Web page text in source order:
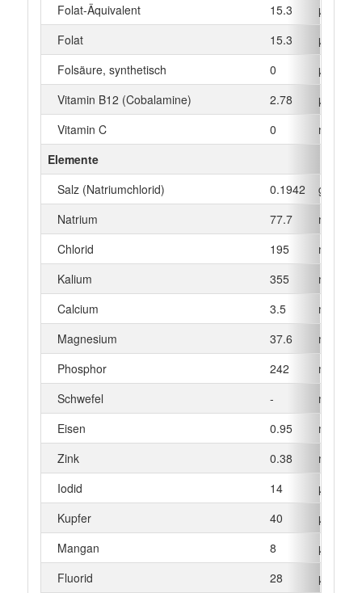
Folat-Äquivalent
15.3
µg
Folat
15.3
µg
Folsäure, synthetisch
0
µg
Vitamin B12 (Cobalamine)
2.78
µg
Vitamin C
0
mg
Elemente
Salz (Natriumchlorid)
0.1942
g
Natrium
77.7
mg
Chlorid
195
mg
Kalium
355
mg
Calcium
3.5
mg
Magnesium
37.6
mg
Phosphor
242
mg
Schwefel
-
mg
Eisen
0.95
mg
Zink
0.38
mg
Iodid
14
µg
Kupfer
40
µg
Mangan
8
µg
Fluorid
28 µg